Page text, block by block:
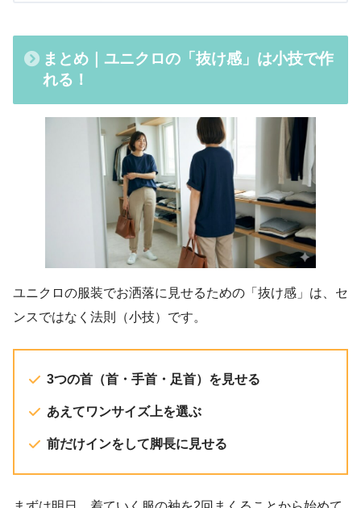
まとめ｜ユニクロの「抜け感」は小技で作
れる！
ユニクロの服装でお洒落に見せるための「抜け感」は、セ
ンスではなく法則（小技）です。
3つの首（首・手首・足首）を見せる
あえてワンサイズ上を選ぶ
前だけインをして脚長に見せる